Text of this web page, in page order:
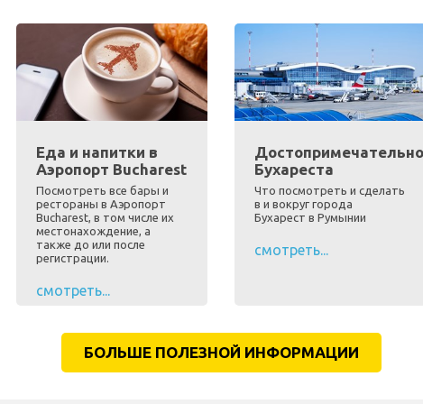
Еда и напитки в
Аэропорт Bucharest
Посмотреть все бары и
рестораны в Аэропорт
Bucharest, в том числе их
местонахождение, а
также до или после
регистрации.
смотреть...
Бухареста
Что посмотреть и сделать
в и вокруг города
Бухарест в Румынии
смотреть...
БОЛЬШЕ ПОЛЕЗНОЙ ИНФОРМАЦИИ